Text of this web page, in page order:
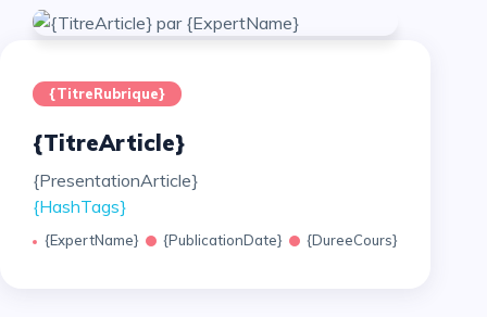
{TitreRubrique}
{TitreArticle}
{PresentationArticle}
{HashTags}
{ExpertName} {PublicationDate} {DureeCours}